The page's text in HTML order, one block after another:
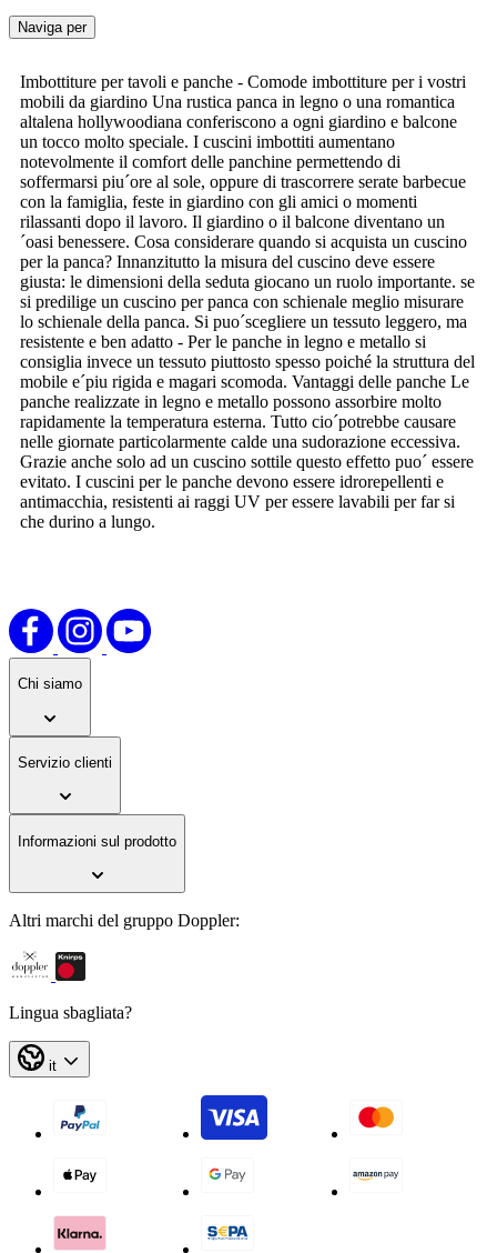
Naviga per
all’elenco
prodotti
Imbottiture per tavoli e panche - Comode imbottiture per i vostri
mobili da giardino Una rustica panca in legno o una romantica
altalena hollywoodiana conferiscono a ogni giardino e balcone
un tocco molto speciale. I cuscini imbottiti aumentano
notevolmente il comfort delle panchine permettendo di
soffermarsi piu´ore al sole, oppure di trascorrere serate barbecue
con la famiglia, feste in giardino con gli amici o momenti
rilassanti dopo il lavoro. Il giardino o il balcone diventano un
´oasi benessere. Cosa considerare quando si acquista un cuscino
per la panca? Innanzitutto la misura del cuscino deve essere
giusta: le dimensioni della seduta giocano un ruolo importante. se
si predilige un cuscino per panca con schienale meglio misurare
lo schienale della panca. Si puo´scegliere un tessuto leggero, ma
resistente e ben adatto - Per le panche in legno e metallo si
consiglia invece un tessuto piuttosto spesso poiché la struttura del
mobile e´piu rigida e magari scomoda. Vantaggi delle panche Le
panche realizzate in legno e metallo possono assorbire molto
rapidamente la temperatura esterna. Tutto cio´potrebbe causare
nelle giornate particolarmente calde una sudorazione eccessiva.
Grazie anche solo ad un cuscino sottile questo effetto puo´ essere
evitato. I cuscini per le panche devono essere idrorepellenti e
antimacchia, resistenti ai raggi UV per essere lavabili per far si
che durino a lungo.
Chi siamo
Servizio clienti
Informazioni sul prodotto
Altri marchi del gruppo Doppler:
Lingua sbagliata?
it